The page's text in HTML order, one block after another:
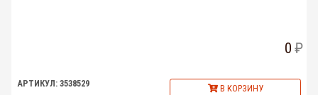
0
АРТИКУЛ: 3538529 В КОРЗИНУ